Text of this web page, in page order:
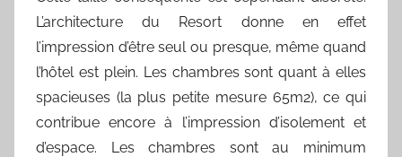
L’architecture du Resort donne en effet
l’impression d’être seul ou presque, même quand
l’hôtel est plein. Les chambres sont quant à elles
spacieuses (la plus petite mesure 65m2), ce qui
contribue encore à l’impression d’isolement et
d’espace. Les chambres sont au minimum